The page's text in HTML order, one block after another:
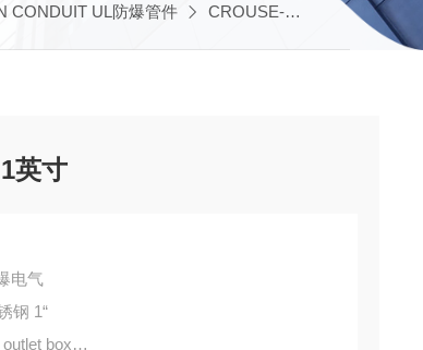
CONDUIT UL防爆管件 CROUSE-HINDS UL接线盒
英寸
电气
钢 1“
box